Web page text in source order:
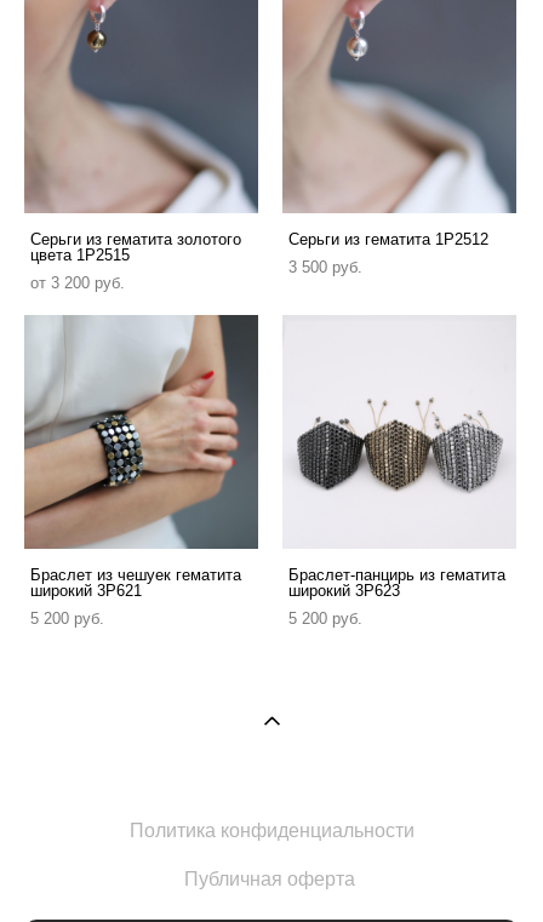
Серьги из гематита золотого
цвета 1P2515
от 3 200 pуб.
Серьги из гематита 1P2512
3 500 pуб.
Браслет из чешуек гематита
широкий 3P621
5 200 pуб.
Браслет-панцирь из гематита
широкий 3P623
5 200 pуб.
Политика конфиденциальности
Публичная оферта